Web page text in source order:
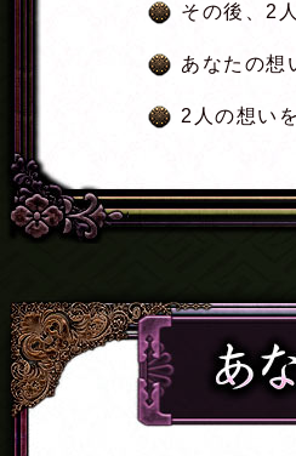
その後、2
あなたの想
2人の想い